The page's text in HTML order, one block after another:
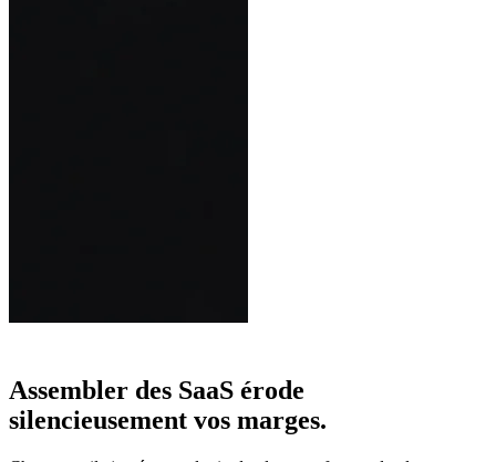
Assembler des SaaS érode
silencieusement vos marges.